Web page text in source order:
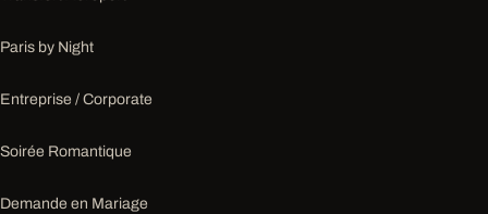
Paris by Night
Entreprise / Corporate
Soirée Romantique
Demande en Mariage